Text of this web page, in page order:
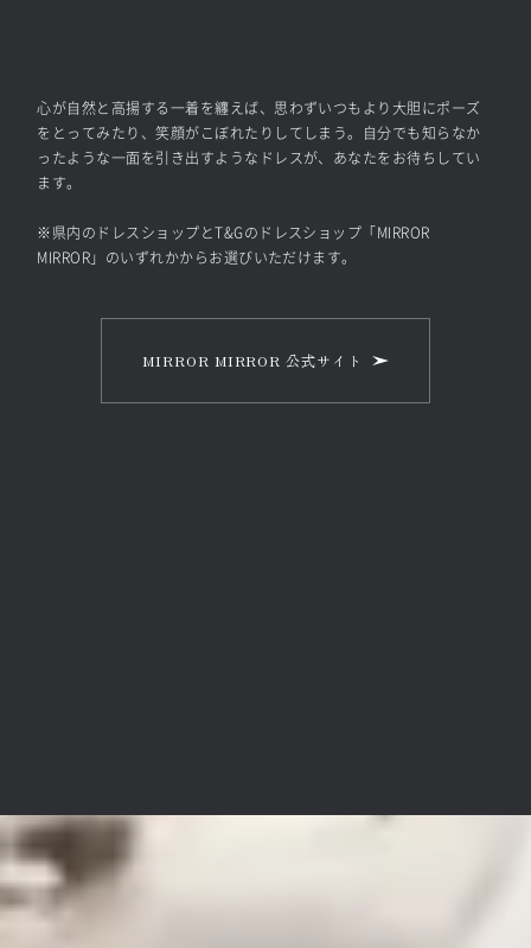
心が自然と高揚する一着を纏えば、思わずいつもより大胆にポーズ
をとってみたり、笑顔がこぼれたりしてしまう。自分でも知らなか
ったような一面を引き出すようなドレスが、あなたをお待ちしてい
ます。
※県内のドレスショップとT&Gのドレスショップ「MIRROR
MIRROR」のいずれかからお選びいただけます。
MIRROR MIRROR 公式サイト